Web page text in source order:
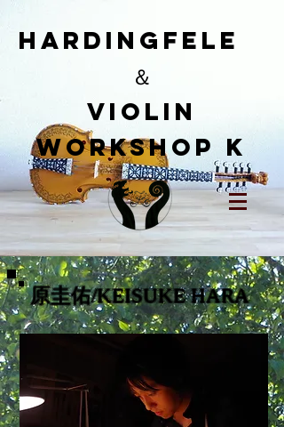
HardingFele
＆
​Violin
workshop K
​原圭佑/KEISUKE HARA